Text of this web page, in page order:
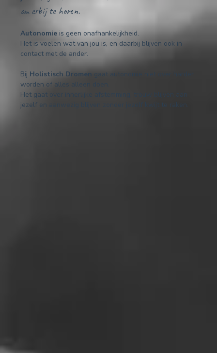
om erbij te horen.
Autonomieis geen onafhankelijkheid.
Het is voelen wat van jou is, en daarbij blijven ook in
contact met de ander.
Bij Holistisch Dromen gaat autonomie niet over harder
worden of alles alleen doen.
Het gaat over innerlijke afstemming, trouw blijven aan
jezelf en aanwezig blijven zonder jezelf kwijt te raken.